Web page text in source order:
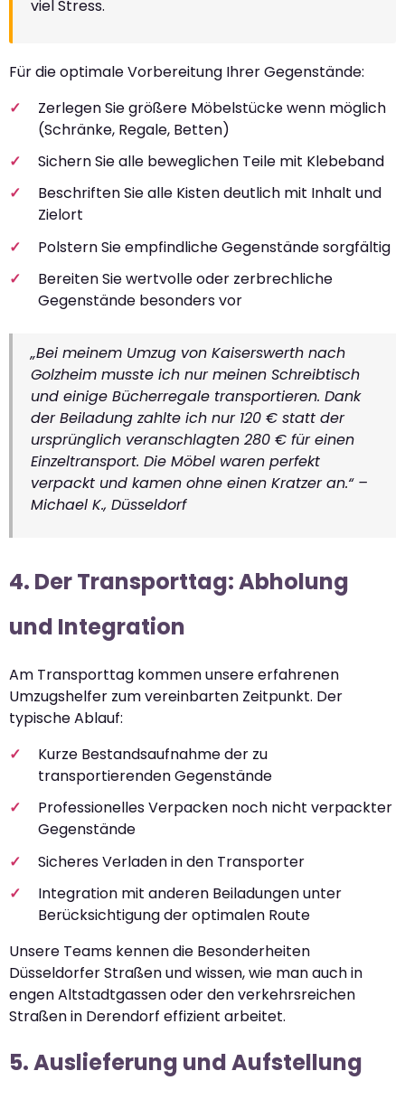
viel Stress.
Für die optimale Vorbereitung Ihrer Gegenstände:
Zerlegen Sie größere Möbelstücke wenn möglich
(Schränke, Regale, Betten)
Sichern Sie alle beweglichen Teile mit Klebeband
Beschriften Sie alle Kisten deutlich mit Inhalt und
Zielort
Polstern Sie empfindliche Gegenstände sorgfältig
Bereiten Sie wertvolle oder zerbrechliche
Gegenstände besonders vor
„Bei meinem Umzug von Kaiserswerth nach
Golzheim musste ich nur meinen Schreibtisch
und einige Bücherregale transportieren. Dank
der Beiladung zahlte ich nur 120 € statt der
ursprünglich veranschlagten 280 € für einen
Einzeltransport. Die Möbel waren perfekt
verpackt und kamen ohne einen Kratzer an.“ –
Michael K., Düsseldorf
4. Der Transporttag: Abholung
und Integration
Am Transporttag kommen unsere erfahrenen
Umzugshelfer zum vereinbarten Zeitpunkt. Der
typische Ablauf:
Kurze Bestandsaufnahme der zu
transportierenden Gegenstände
Professionelles Verpacken noch nicht verpackter
Gegenstände
Sicheres Verladen in den Transporter
Integration mit anderen Beiladungen unter
Berücksichtigung der optimalen Route
Unsere Teams kennen die Besonderheiten
Düsseldorfer Straßen und wissen, wie man auch in
engen Altstadtgassen oder den verkehrsreichen
Straßen in Derendorf effizient arbeitet.
5. Auslieferung und Aufstellung